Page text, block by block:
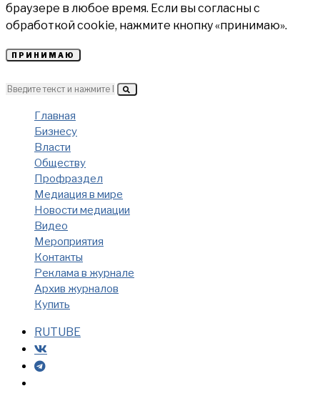
браузере в любое время. Если вы согласны с
обработкой cookie, нажмите кнопку «принимаю».
ПРИНИМАЮ
Главная
Бизнесу
Власти
Обществу
Профраздел
Медиация в мире
Новости медиации
Видео
Мероприятия
Контакты
Реклама в журнале
Архив журналов
Купить
RUTUBE